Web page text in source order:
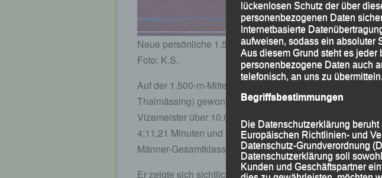
Neue persönliche 1.500-m-Bestzeit für Frank Schneider
Foto: K.S.
Auf der 1.500-m-Mittelstreckendistanz, die vom
Thalmässing) gewonnen wurde, steigerte Frank
Vizemeister über 10.000 m, seine persönliche Bestzeit um
4:11,21 Minuten und erkämpfte sich damit einen
Männer-Gesamtklassement.
Er zeigte sich sichtlich zufrieden mit seiner Leistung und
lückenlosen Schutz der über
personenbezogenen Daten
Internetbasierte
aufweisen, sodass ein absoluter
Aus diesem Grund steht es jeder
personenbezogene Daten auch
telefonisch, an uns zu übermitteln.
Begriffsbestimmungen
Die Datenschutzerklärung
Europäischen Richtlinien- und
Datenschutz-Grundverordnung
Datenschutzerklärung soll
Kunden und Geschäftspartner